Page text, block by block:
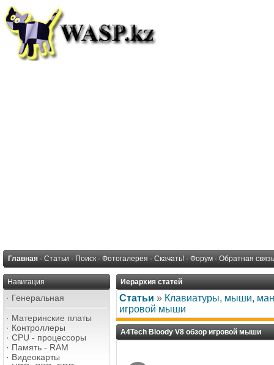
Главная · Статьи · Поиск · Фотогалерея · Скачать! · Форум · Обратная связь
Навигация
· Генеральная
· Материнские платы
· Контроллеры
· CPU - процессоры
· Память - RAM
· Видеокарты
Иерархия статей
Статьи » Клавиатуры, мыши,
игровой мыши
A4Tech Bloody V8 обзор игровой мыши